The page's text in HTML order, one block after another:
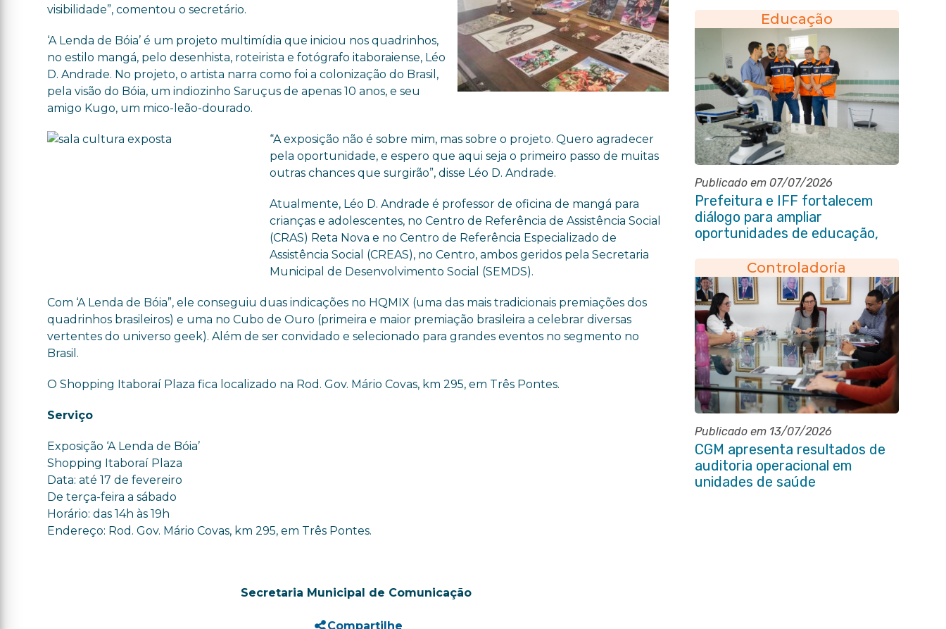
visibilidade”, comentou o secretário.
‘A Lenda de Bóia’ é um projeto multimídia que iniciou nos quadrinhos,
no estilo mangá, pelo desenhista, roteirista e fotógrafo itaboraiense, Léo
D. Andrade. No projeto, o artista narra como foi a colonização do Brasil,
pela visão do Bóia, um indiozinho Saruçus de apenas 10 anos, e seu
amigo Kugo, um mico-leão-dourado.
“A exposição não é sobre mim, mas sobre o projeto. Quero agradecer
pela oportunidade, e espero que aqui seja o primeiro passo de muitas
outras chances que surgirão”, disse Léo D. Andrade.
Atualmente, Léo D. Andrade é professor de oficina de mangá para
crianças e adolescentes, no Centro de Referência de Assistência Social
(CRAS) Reta Nova e no Centro de Referência Especializado de
Assistência Social (CREAS), no Centro, ambos geridos pela Secretaria
Municipal de Desenvolvimento Social (SEMDS).
Com ‘A Lenda de Bóia”, ele conseguiu duas indicações no HQMIX (uma das mais tradicionais premiações dos
quadrinhos brasileiros) e uma no Cubo de Ouro (primeira e maior premiação brasileira a celebrar diversas
vertentes do universo geek). Além de ser convidado e selecionado para grandes eventos no segmento no
Brasil.
O Shopping Itaboraí Plaza fica localizado na Rod. Gov. Mário Covas, km 295, em Três Pontes.
Serviço
Exposição ‘A Lenda de Bóia’
Shopping Itaboraí Plaza
Data: até 17 de fevereiro
De terça-feira a sábado
Horário: das 14h às 19h
Endereço: Rod. Gov. Mário Covas, km 295, em Três Pontes.
Secretaria Municipal de Comunicação
Compartilhe
Educação
Publicado em 07/07/2026
Prefeitura e IFF fortalecem
diálogo para ampliar
oportunidades de educação,
Controladoria
Publicado em 13/07/2026
CGM apresenta resultados de
auditoria operacional em
unidades de saúde